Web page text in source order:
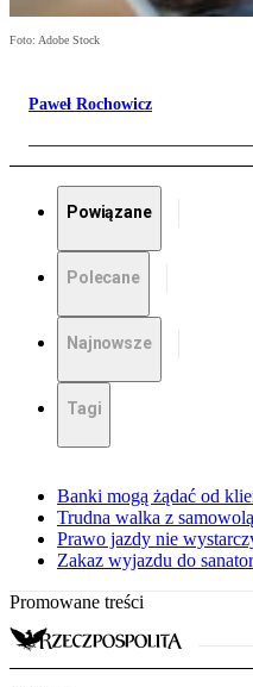
Foto: Adobe Stock
Paweł Rochowicz
Powiązane
Polecane
Najnowsze
Tagi
Banki mogą żądać od
Trudna walka z
Prawo jazdy nie
Zakaz wyjazdu do
Promowane treści